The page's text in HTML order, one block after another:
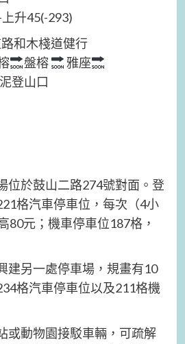
升45(-293)
和木棧道健行
盤榕
雅座
登山口
位於鼓山二路274號對面。登
格汽車停車位，每次（4小
80元；機車停車位187格，
建另一處停車場，規畫有10
格汽車停車位以及211格機
或動物園接駁車輛，可疏解